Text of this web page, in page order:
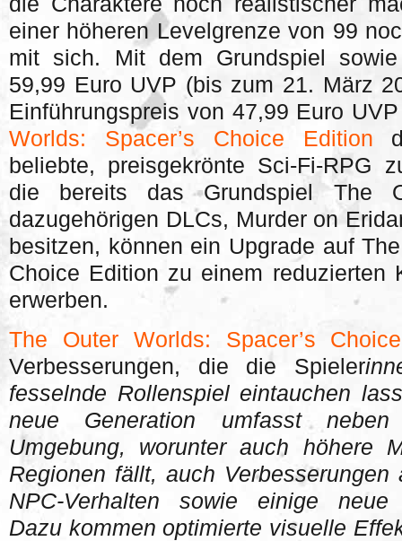
einer höheren Levelgrenze von 99
mit sich. Mit dem Grundspiel
59,99 Euro UVP (bis zum 21. März
Einführungspreis von 47,99 Euro
Worlds: Spacer’s Choice Edition
beliebte, preisgekrönte Sci-Fi-RPG
die bereits das Grundspiel The
dazugehörigen DLCs, Murder on
besitzen, können ein Upgrade auf
Choice Edition zu einem reduzierten
erwerben.
The Outer Worlds: Spacer’s
Verbesserungen, die die Spieler
fesselnde Rollenspiel eintauchen
neue Generation umfasst
Umgebung, worunter auch höhere
Regionen fällt, auch
NPC-Verhalten sowie einige neue
Dazu kommen optimierte visuelle